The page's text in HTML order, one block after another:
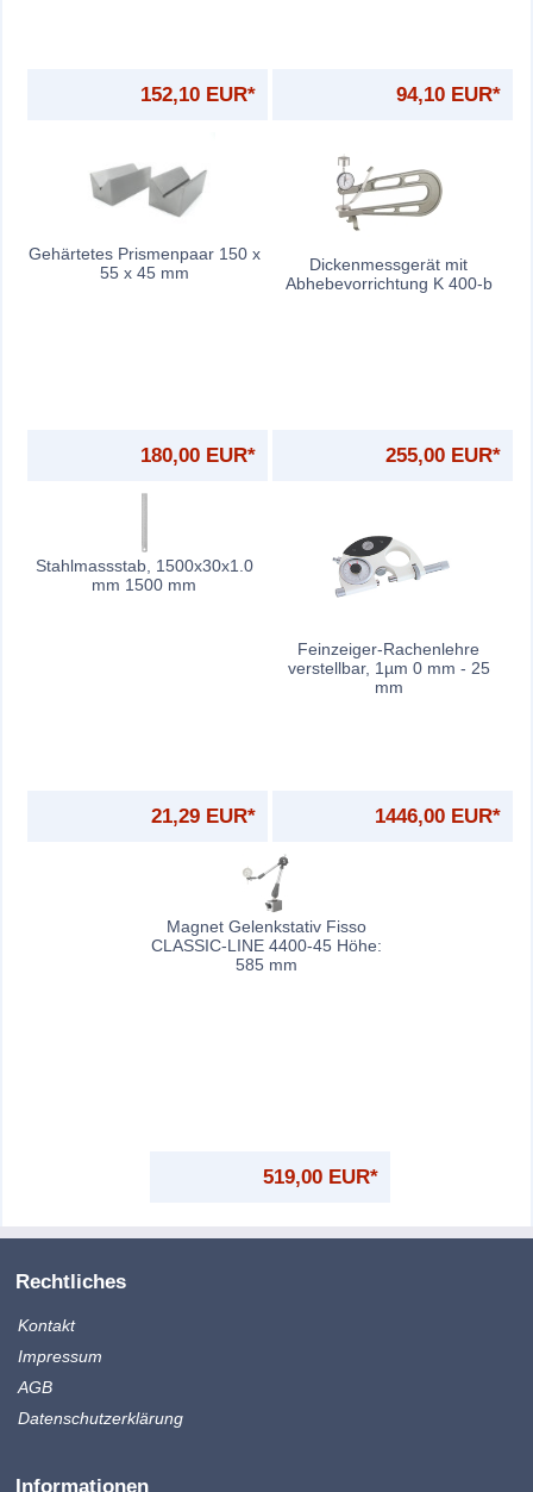
152,10 EUR* 94,10 EUR*
Gehärtetes Prismenpaar 150 x
55 x 45 mm
180,00 EUR*
Dickenmessgerät mit
Abhebevorrichtung K 400-b
255,00 EUR*
Stahlmassstab, 1500x30x1.0
mm 1500 mm
21,29 EUR*
Feinzeiger-Rachenlehre
verstellbar, 1µm 0 mm - 25
mm
1446,00 EUR*
Magnet Gelenkstativ Fisso
CLASSIC-LINE 4400-45 Höhe:
585 mm
519,00 EUR*
Rechtliches
Kontakt
Impressum
AGB
Datenschutzerklärung
Informationen